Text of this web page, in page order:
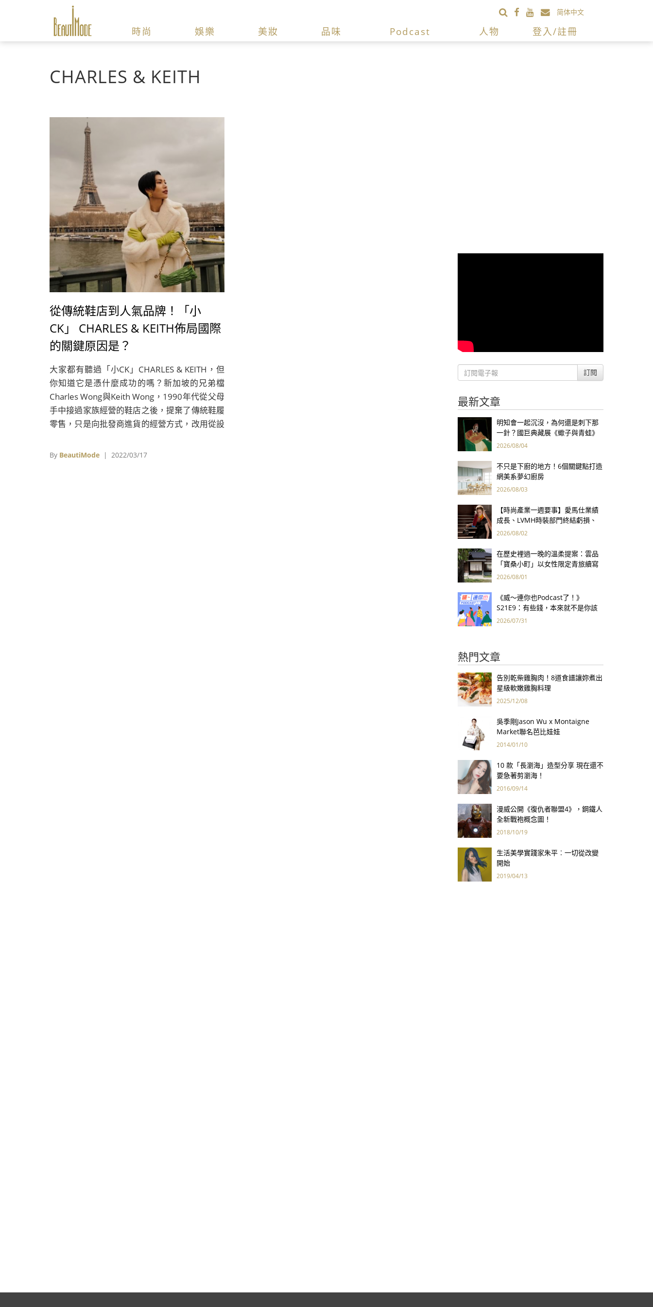
简体中文
時尚 娛樂 美妝 品味 Podcast 人物 登入/註冊
CHARLES & KEITH
從傳統鞋店到人氣品牌！「小
CK」 CHARLES & KEITH佈局國際
的關鍵原因是？
大家都有聽過「小CK」CHARLES & KEITH，但
你知道它是憑什麼成功的嗎？新加坡的兄弟檔
Charles Wong與Keith Wong，1990年代從父母
手中接過家族經營的鞋店之後，提棄了傳統鞋履
零售，只是向批發商進貨的經營方式，改用從設
1996年創立了品牌CHARLES & KEITH。
By BeautiMode | 2022/03/17
訂閱
最新文章
明知會一起沉沒，為何還是刺下那
一針？國巨典藏展《蠍子與青蛙》
用66件名作拷問人性
2026/08/04
不只是下廚的地方！6個關鍵點打造
網美系夢幻廚房
2026/08/03
【時尚產業一週要事】愛馬仕業績
成長、LVMH時裝部門終結虧損、
Kering轉型策略初現成效、Prada
2026/08/02
在歷史裡過一晚的溫柔提案：雲品
「寶桑小町」以女性限定青旅續寫
台東老屋記憶
2026/08/01
《威～連你也Podcast了！》
S21E9：有些錢，本來就不是你該
賺的——讀《一個投機者的告白》
2026/07/31
熱門文章
告別乾柴雞胸肉！8道食譜讓妳煮出
星級軟嫩雞胸料理
2025/12/08
吳季剛Jason Wu x Montaigne
Market聯名芭比娃娃
2014/01/10
10 款「長瀏海」造型分享 現在還不
要急著剪瀏海！
2016/09/14
漫威公開《復仇者聯盟4》，鋼鐵人
全新戰袍概念圖！
2018/10/19
生活美學實踐家朱平︰一切從改變
開始
2019/04/13